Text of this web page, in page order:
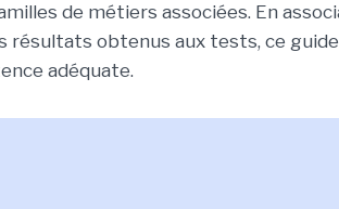
de métiers associées. En
résultats obtenus aux tests, ce
adéquate.